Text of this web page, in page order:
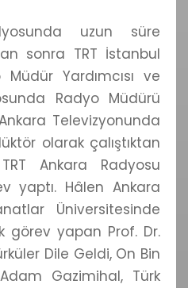
uzun süre
sonra TRT İstanbul
Yardımcısı ve
Radyo Müdürü
Televizyonunda
olarak çalıştıktan
Ankara Radyosu
yaptı. Hâlen Ankara
Üniversitesinde
görev yapan Prof. Dr.
Dile Geldi, On Bin
Adam Gazimihal, Türk